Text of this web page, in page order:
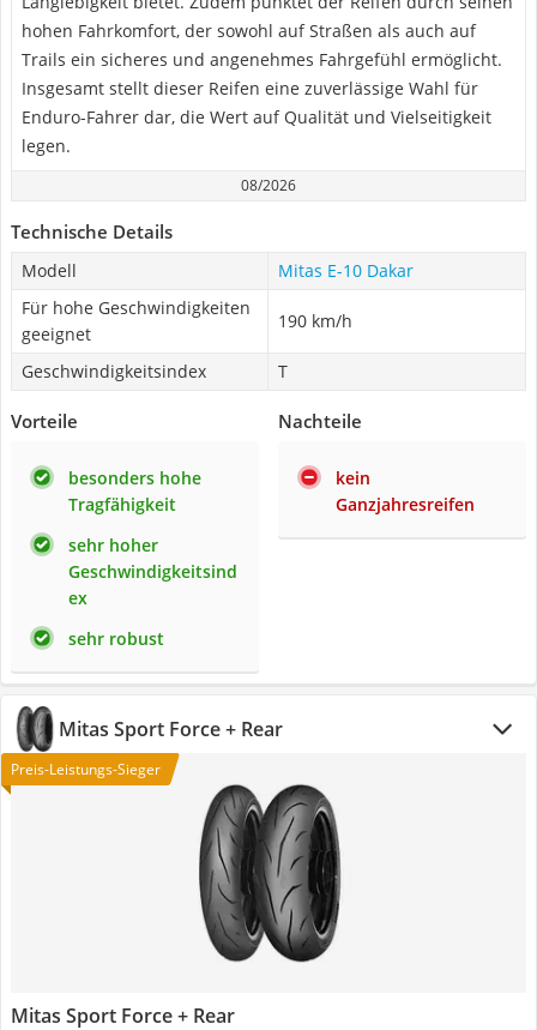
hohen Fahrkomfort, der sowohl auf Straßen als auch auf
Trails ein sicheres und angenehmes Fahrgefühl ermöglicht.
Insgesamt stellt dieser Reifen eine zuverlässige Wahl für
Enduro-Fahrer dar, die Wert auf Qualität und Vielseitigkeit
legen.
08/2026
Technische Details
Modell
Mitas E-10 Dakar
Für hohe Geschwindigkeiten
geeignet
190 km/h
Geschwindigkeitsindex T
Vorteile
besonders hohe
Tragfähigkeit
sehr hoher
Geschwindigkeitsind
ex
sehr robust
Nachteile
kein
Ganzjahresreifen
Mitas ‎Sport Force + Rear
Preis-Leistungs-Sieger
Mitas ‎Sport Force + Rear